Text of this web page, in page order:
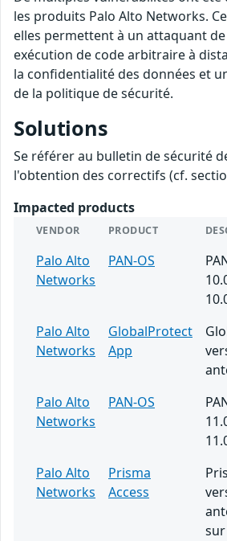
les produits Palo Alto Networks.
elles permettent à un attaquant
exécution de code arbitraire à
la confidentialité des données et
de la politique de sécurité.
Solutions
Se référer au bulletin de sécurité
l'obtention des correctifs (cf.
Impacted products
VENDOR PRODUCT
Palo Alto
Networks
PAN-OS
Palo Alto
Networks
GlobalProtect
App
Palo Alto
Networks
PAN-OS
Palo Alto
Networks
Prisma
Access
sur